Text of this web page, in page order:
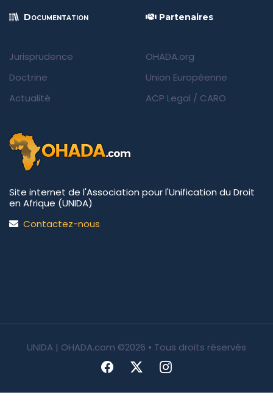
Documentation
Jurisprudence
Doctrine
Actualité
Partenaires
OHADA.org
Union Européenne
ACP Legal / CARO
Site internet de l'Association pour l'Unification du Droit
en Afrique (UNIDA)
Contactez-nous
UNIDA | OHADA.com ©2026 • Tous droits réservés